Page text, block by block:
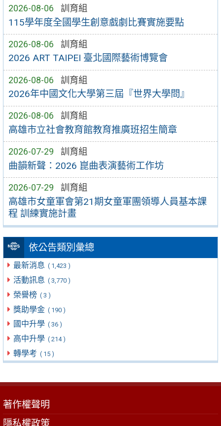
2026-08-06 訓育組
115學年度全國學生創意戲劇比賽實施要點
2026-08-06 訓育組
2026 ART TAIPEI 臺北國際藝術博覽會
2026-08-06 訓育組
2026年中國文化大學第三屆『世界大學問』
2026-08-06 訓育組
高雄市立社會教育館教育推廣班招生簡章
2026-07-29 訓育組
曲韻新聲：2026 崑曲表演藝術工作坊
2026-07-29 訓育組
高雄市女童軍會第21期女童軍團領導人員基本課
程 訓練實施計畫
依公告類別彙總
最新消息 ( 1,423 )
活動訊息 ( 3,770 )
榮譽榜 ( 3 )
獎助學金 ( 190 )
國中升學 ( 36 )
高中升學 ( 214 )
轉學考 ( 15 )
著作權聲明
隱私權政策